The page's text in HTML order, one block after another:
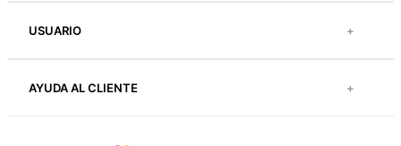
USUARIO +
AYUDA AL CLIENTE +